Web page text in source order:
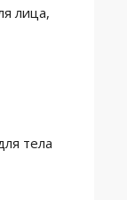
лица,
тела